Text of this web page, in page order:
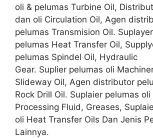
oli & pelumas Turbine Oil,
dan oli Circulation Oil, Agen
pelumas Transmision Oil.
pelumas Heat Transfer Oil,
pelumas Spindel Oil, Hydraulic
Gear. Suplier pelumas oli
Slideway Oil, Agen distributor
Rock Drill Oil. Suplaier pelumas
Processing Fluid, Greases,
oli Heat Transfer Oils Dan Jenis
Lainnya.